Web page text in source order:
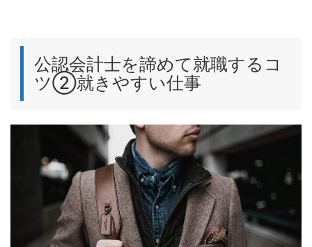
公認会計士を諦めて就職するコ
ツ②就きやすい仕事